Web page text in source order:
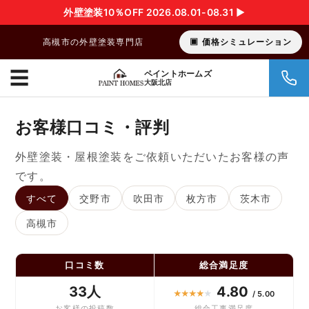
外壁塗装10％OFF 2026.08.01-08.31 ▶︎
高槻市の外壁塗装専門店 価格シミュレーション
ペイントホームズ
大阪北店
☰
お客様口コミ・評判
外壁塗装・屋根塗装をご依頼いただいたお客様の声
です。
すべて 交野市 吹田市 枚方市 茨木市
高槻市
口コミ数
33人
総合満足度
★★★★★ 4.80 / 5.00